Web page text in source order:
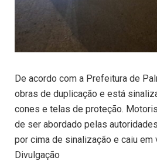
De acordo com a Prefeitura de
obras de duplicação e está
cones e telas de proteção.
de ser abordado pelas
por cima de sinalização e caiu em
Divulgação